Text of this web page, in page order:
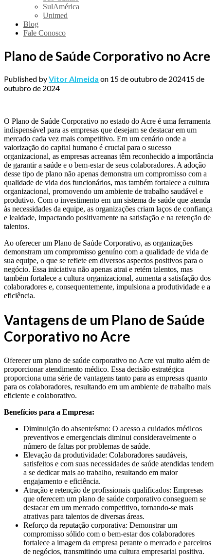
SulAmérica
Unimed
Blog
Fale Conosco
Plano de Saúde Corporativo no Acre
Published byVitor Almeida on 15 de outubro de 202415 de
outubro de 2024
O Plano de Saúde Corporativo no estado do Acre é uma ferramenta
indispensável para as empresas que desejam se destacar em um
mercado cada vez mais competitivo. Em um cenário onde a
valorização do capital humano é crucial para o sucesso
organizacional, as empresas acreanas têm reconhecido a importância
de garantir a saúde e o bem-estar de seus colaboradores. A adoção
desse tipo de plano não apenas demonstra um compromisso com a
qualidade de vida dos funcionários, mas também fortalece a cultura
organizacional, promovendo um ambiente de trabalho saudável e
produtivo. Com o investimento em um sistema de saúde que atenda
às necessidades da equipe, as organizações criam laços de confiança
e lealdade, impactando positivamente na satisfação e na retenção de
talentos.
Ao oferecer um Plano de Saúde Corporativo, as organizações
demonstram um compromisso genuíno com a qualidade de vida de
sua equipe, o que se reflete em diversos aspectos positivos para o
negócio. Essa iniciativa não apenas atrai e retém talentos, mas
também fortalece a cultura organizacional, aumenta a satisfação dos
colaboradores e, consequentemente, impulsiona a produtividade e a
eficiência.
Vantagens de um Plano de Saúde
Corporativo no Acre
Oferecer um plano de saúde corporativo no Acre vai muito além de
proporcionar atendimento médico. Essa decisão estratégica
proporciona uma série de vantagens tanto para as empresas quanto
para os colaboradores, resultando em um ambiente de trabalho mais
eficiente e colaborativo.
Benefícios para a Empresa:
Diminuição do absenteísmo: O acesso a cuidados médicos
preventivos e emergenciais diminui consideravelmente o
número de faltas por problemas de saúde.
Elevação da produtividade: Colaboradores saudáveis,
satisfeitos e com suas necessidades de saúde atendidas tendem
a se dedicar mais ao trabalho, resultando em maior
engajamento e eficiência.
Atração e retenção de profissionais qualificados: Empresas
que oferecem um plano de saúde corporativo conseguem se
destacar em um mercado competitivo, tornando-se mais
atrativas para talentos de diversas áreas.
Reforço da reputação corporativa: Demonstrar um
compromisso sólido com o bem-estar dos colaboradores
fortalece a imagem da empresa perante o mercado e parceiros
de negócios, transmitindo uma cultura empresarial positiva.